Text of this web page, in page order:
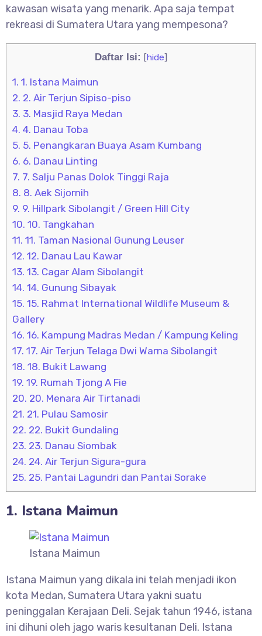
kawasan wisata yang menarik. Apa saja tempat
rekreasi di Sumatera Utara yang mempesona?
Daftar Isi: [hide]
1. 1. Istana Maimun
2. 2. Air Terjun Sipiso-piso
3. 3. Masjid Raya Medan
4. 4. Danau Toba
5. 5. Penangkaran Buaya Asam Kumbang
6. 6. Danau Linting
7. 7. Salju Panas Dolok Tinggi Raja
8. 8. Aek Sijornih
9. 9. Hillpark Sibolangit / Green Hill City
10. 10. Tangkahan
11. 11. Taman Nasional Gunung Leuser
12. 12. Danau Lau Kawar
13. 13. Cagar Alam Sibolangit
14. 14. Gunung Sibayak
15. 15. Rahmat International Wildlife Museum &
Gallery
16. 16. Kampung Madras Medan / Kampung Keling
17. 17. Air Terjun Telaga Dwi Warna Sibolangit
18. 18. Bukit Lawang
19. 19. Rumah Tjong A Fie
20. 20. Menara Air Tirtanadi
21. 21. Pulau Samosir
22. 22. Bukit Gundaling
23. 23. Danau Siombak
24. 24. Air Terjun Sigura-gura
25. 25. Pantai Lagundri dan Pantai Sorake
1. Istana Maimun
Istana Maimun
Istana Maimun yang dikala ini telah menjadi ikon
kota Medan, Sumatera Utara yakni suatu
peninggalan Kerajaan Deli. Sejak tahun 1946, istana
ini dihuni oleh jago waris kesultanan Deli. Istana